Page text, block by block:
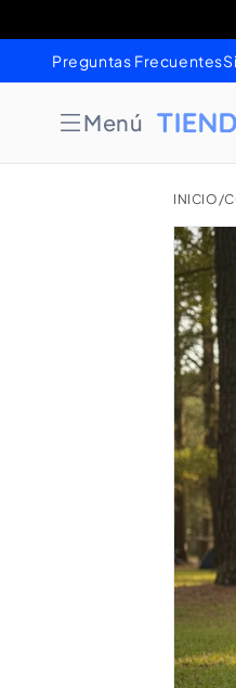
al contenido
Preguntas Frecuentes
Menú
INICIO/